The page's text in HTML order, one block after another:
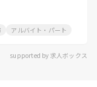
アルバイト・パート
supported by 求人ボックス